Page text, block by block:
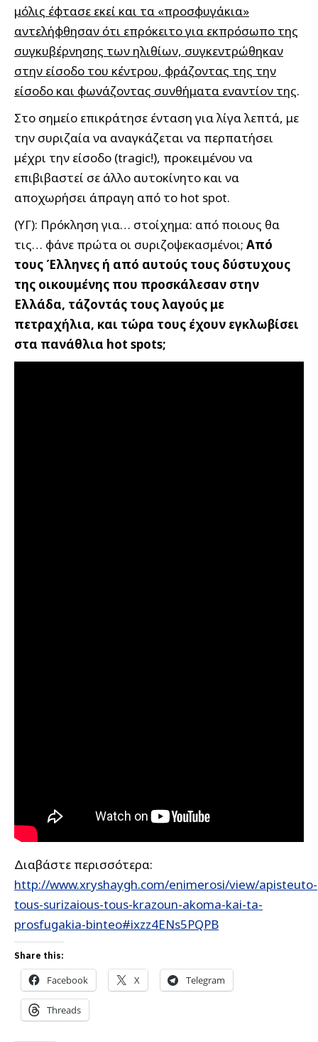
μόλις έφτασε εκεί και τα «προσφυγάκια»
αντελήφθησαν ότι επρόκειτο για εκπρόσωπο της
συγκυβέρνησης των ηλιθίων, συγκεντρώθηκαν
στην είσοδο του κέντρου, φράζοντας της την
είσοδο και φωνάζοντας συνθήματα εναντίον της.
Στο σημείο επικράτησε ένταση για λίγα λεπτά, με
την συριζαία να αναγκάζεται να περπατήσει
μέχρι την είσοδο (tragic!), προκειμένου να
επιβιβαστεί σε άλλο αυτοκίνητο και να
αποχωρήσει άπραγη από το hot spot.
(ΥΓ): Πρόκληση για… στοίχημα: από ποιους θα
τις… φάνε πρώτα οι συριζοψεκασμένοι; Από
τους Έλληνες ή από αυτούς τους δύστυχους
της οικουμένης που προσκάλεσαν στην
Ελλάδα, τάζοντάς τους λαγούς με
πετραχήλια, και τώρα τους έχουν εγκλωβίσει
στα πανάθλια hot spots;
Διαβάστε περισσότερα:
http://www.xryshaygh.com/enimerosi/view/apisteuto-
tous-surizaious-tous-krazoun-akoma-kai-ta-
prosfugakia-binteo#ixzz4ENs5PQPB
Share this:
Facebook X Telegram
Threads